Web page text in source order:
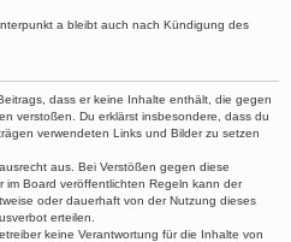
a bleibt auch nach Kündigung des
dass er keine Inhalte enthält, die gegen
verstoßen. Du erklärst insbesondere, dass du
verwendeten Links und Bilder zu setzen
aus. Bei Verstößen gegen diese
Board veröffentlichten Regeln kann der
oder dauerhaft von der Nutzung dieses
erteilen.
keine Verantwortung für die Inhalte von